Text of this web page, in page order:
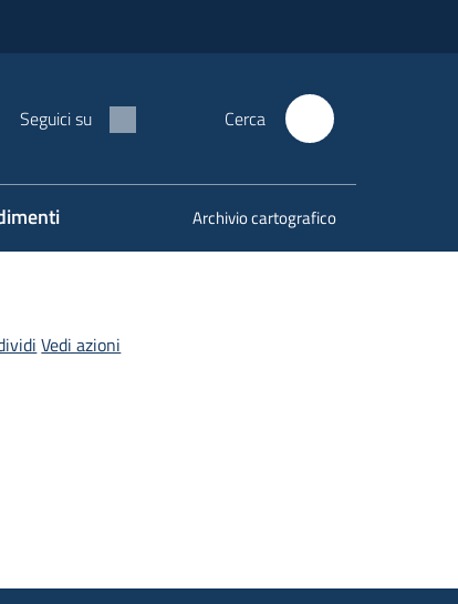
Seguici su Cerca
Archivio cartografico
Vedi azioni